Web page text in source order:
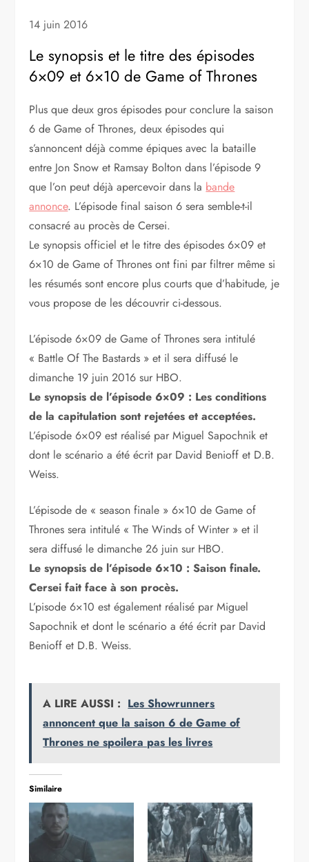
14 juin 2016
Le synopsis et le titre des épisodes
6×09 et 6×10 de Game of Thrones
Plus que deux gros épisodes pour conclure la saison
6 de Game of Thrones, deux épisodes qui
s’annoncent déjà comme épiques avec la bataille
entre Jon Snow et Ramsay Bolton dans l’épisode 9
que l’on peut déjà apercevoir dans la bande
annonce. L’épisode final saison 6 sera semble-t-il
consacré au procès de Cersei.
Le synopsis officiel et le titre des épisodes 6×09 et
6×10 de Game of Thrones ont fini par filtrer même si
les résumés sont encore plus courts que d’habitude, je
vous propose de les découvrir ci-dessous.
L’épisode 6×09 de Game of Thrones sera intitulé
« Battle Of The Bastards » et il sera diffusé le
dimanche 19 juin 2016 sur HBO.
Le synopsis de l’épisode 6×09 : Les conditions
de la capitulation sont rejetées et acceptées.
L’épisode 6×09 est réalisé par Miguel Sapochnik et
dont le scénario a été écrit par David Benioff et D.B.
Weiss.
L’épisode de « season finale » 6×10 de Game of
Thrones sera intitulé « The Winds of Winter » et il
sera diffusé le dimanche 26 juin sur HBO.
Le synopsis de l’épisode 6×10 : Saison finale.
Cersei fait face à son procès.
L’pisode 6×10 est également réalisé par Miguel
Sapochnik et dont le scénario a été écrit par David
Benioff et D.B. Weiss.
A LIRE AUSSI : Les Showrunners
annoncent que la saison 6 de Game of
Thrones ne spoilera pas les livres
Similaire